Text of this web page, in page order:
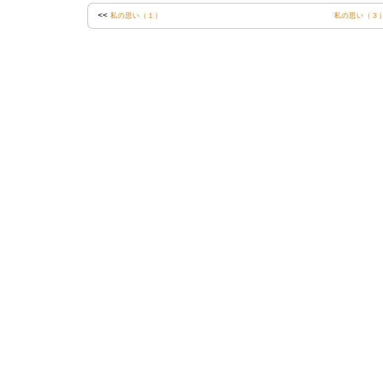
<< 私の思い（１） 私の思い（３）